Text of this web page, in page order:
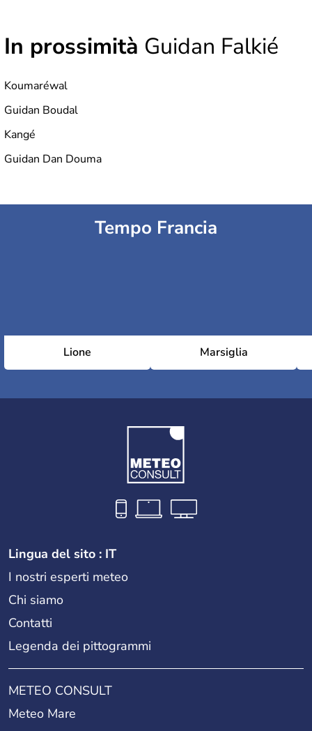
In prossimità Guidan Falkié
Koumaréwal
Guidan Boudal
Kangé
Guidan Dan Douma
Tempo Francia
Lione Marsiglia
Lingua del sito : IT
I nostri esperti meteo
Chi siamo
Contatti
Legenda dei pittogrammi
METEO CONSULT
Meteo Mare